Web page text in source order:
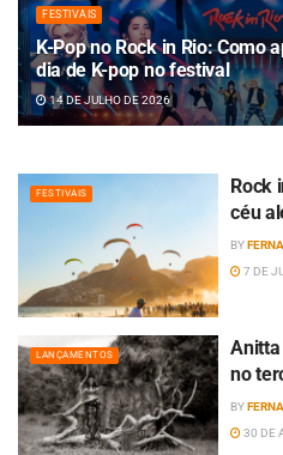
FESTIVAIS
K-Pop no Rock in Rio: Como
dia de K-pop no festival
14 DE JULHO DE 2026
FESTIVAIS
Rock
céu
BY
7 DE
LANÇAMENTOS
no
BY
30 DE